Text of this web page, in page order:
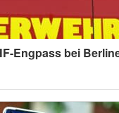
Engpass bei